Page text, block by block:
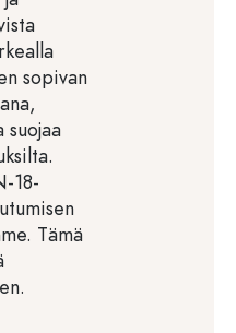
sopivan
suojaa
18-
Tämä